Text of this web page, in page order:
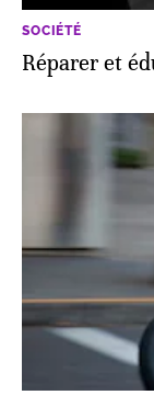
SOCIÉTÉ
Réparer et